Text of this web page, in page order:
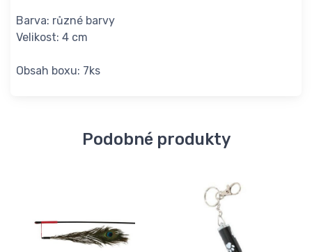
Barva: různé barvy
Velikost: 4 cm
Obsah boxu: 7ks
Podobné produkty